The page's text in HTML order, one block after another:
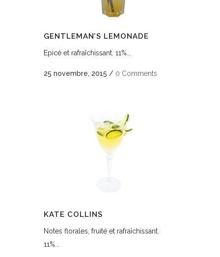
GENTLEMAN’S LEMONADE
Epicé et rafraîchissant. 11%...
25 novembre, 2015 / 0 Comments
KATE COLLINS
Notes florales, fruité et rafraîchissant.
11%...